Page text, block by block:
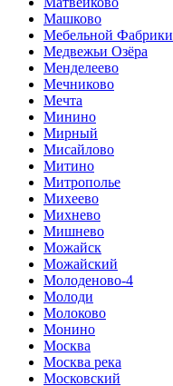
Машково
Мебельной Фабрики
Медвежьи Озёра
Менделеево
Мечниково
Мечта
Минино
Мирный
Мисайлово
Митино
Митрополье
Михеево
Михнево
Мишнево
Можайск
Можайский
Молоденово-4
Молоди
Молоково
Монино
Москва
Москва река
Московский